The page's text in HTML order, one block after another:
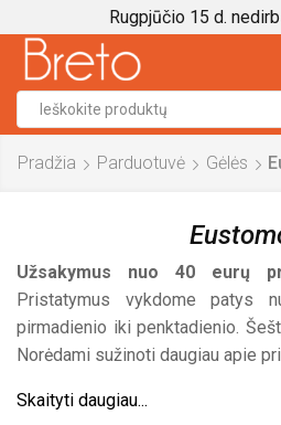
Rugpjūčio 15 d.
Pradžia Parduotuvė Gėlės
Užsakymus nuo 40 eurų
Pristatymus vykdome patys
pirmadienio iki penktadienio.
Norėdami sužinoti daugiau apie
Skaityti daugiau...